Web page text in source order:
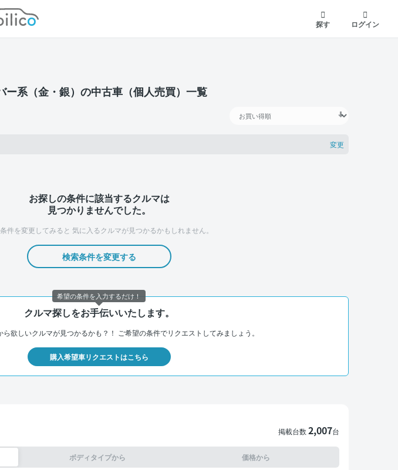
モビリコ
探す
ログイン
ー系（金・銀）の中古車（個人売買）一覧
変更
お探しの条件に該当するクルマは
見つかりませんでした。
件を変更してみると 気に入るクルマが見つかるかもしれません。
検索条件を変更する
クルマ探しをお手伝いいたします。
欲しいクルマが見つかるかも？！ ご希望の条件でリクエストしてみましょう。
購入希望車リクエストはこちら
掲載台数2,007台
ボディタイプから 価格から
希望の条件を入力するだけ！